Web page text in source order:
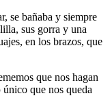
se bañaba y siempre
sus gorra y una
en los brazos, que
que nos hagan
que nos queda